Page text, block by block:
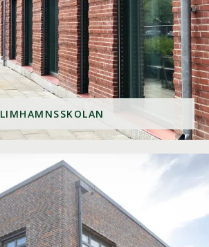
LIMHAMNSSKOLAN